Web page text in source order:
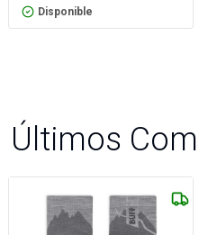
Disponible
Últimos